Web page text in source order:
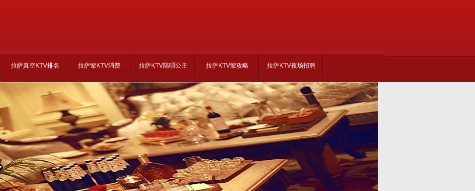
拉萨真空KTV排名 拉萨荤KTV消费 拉萨KTV陪唱公主 拉萨KTV荤攻略 拉萨KTV夜场招聘